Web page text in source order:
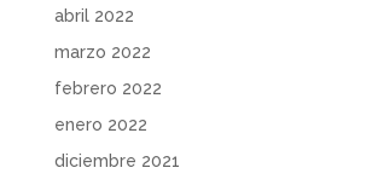
abril 2022
marzo 2022
febrero 2022
enero 2022
diciembre 2021